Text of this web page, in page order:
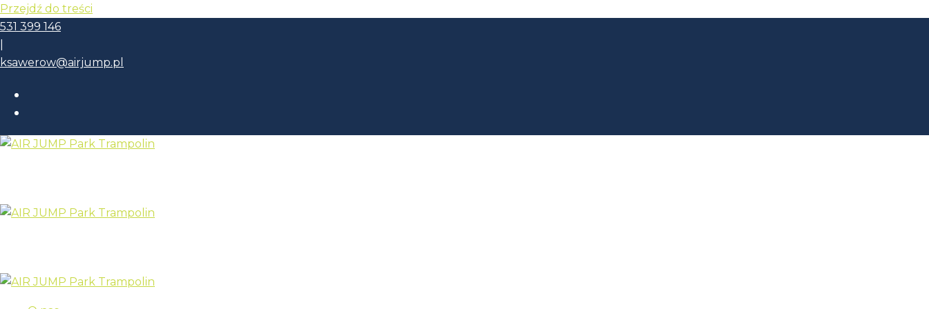
Przejdź do treści
531 399 146
ksawerow@airjump.pl